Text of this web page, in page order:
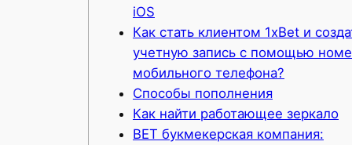
iOS
Как стать клиентом 1xBet и
учетную запись с помощью
мобильного телефона?
Способы пополнения
Как найти работающее зеркало
BET букмекерская компания: